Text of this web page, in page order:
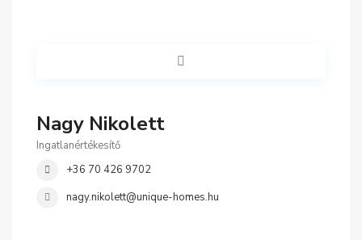
Nagy Nikolett
Ingatlanértékesítő
+36 70 426 9702
nagy.nikolett@unique-homes.hu